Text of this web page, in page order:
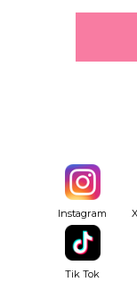
Instagram
Tik Tok